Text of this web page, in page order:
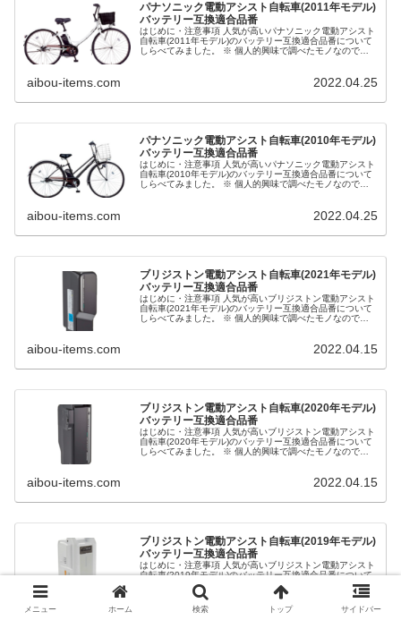
パナソニック電動アシスト自転車(2011年モデル)
バッテリー互換適合品番
はじめに・注意事項 人気が高いパナソニック電動アシスト
自転車(2011年モデル)のバッテリー互換適合品番について
しらべてみました。 ※ 個人的興味で調べたモノなので正
aibou-items.com 2022.04.25
パナソニック電動アシスト自転車(2010年モデル)
バッテリー互換適合品番
はじめに・注意事項 人気が高いパナソニック電動アシスト
自転車(2010年モデル)のバッテリー互換適合品番について
しらべてみました。 ※ 個人的興味で調べたモノなので正
aibou-items.com 2022.04.25
ブリジストン電動アシスト自転車(2021年モデル)
バッテリー互換適合品番
はじめに・注意事項 人気が高いブリジストン電動アシスト
自転車(2021年モデル)のバッテリー互換適合品番について
しらべてみました。 ※ 個人的興味で調べたモノなので正
aibou-items.com 2022.04.15
ブリジストン電動アシスト自転車(2020年モデル)
バッテリー互換適合品番
はじめに・注意事項 人気が高いブリジストン電動アシスト
自転車(2020年モデル)のバッテリー互換適合品番について
しらべてみました。 ※ 個人的興味で調べたモノなので正
aibou-items.com 2022.04.15
ブリジストン電動アシスト自転車(2019年モデル)
バッテリー互換適合品番
はじめに・注意事項 人気が高いブリジストン電動アシスト
自転車(2019年モデル)のバッテリー互換適合品番について
しらべてみました。 ※ 個人的興味で調べたモノなので正
確な情報ではない可能性があり、その正確性、適用性、有
用性について保証するも...
aibou-items.com 2022.04.15
メニュー ホーム 検索 トップ サイドバー